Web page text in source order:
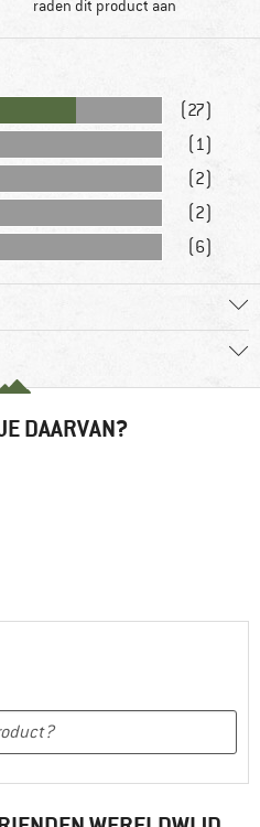
raden dit product aan
(27)
(1)
(2)
(2)
(6)
DAARVAN?